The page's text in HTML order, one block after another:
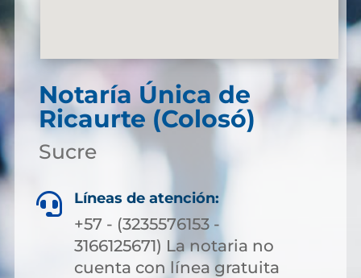
Notaría Única de
Ricaurte (Colosó)
Sucre
 Líneas de atención:
+57 - (3235576153 -
3166125671) La notaria no
cuenta con línea gratuita